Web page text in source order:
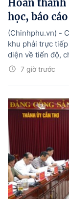
Hoàn thành
học, báo
7 giờ trước
(Chinhphu.vn) -
khu phải trực
diện về tiến độ,